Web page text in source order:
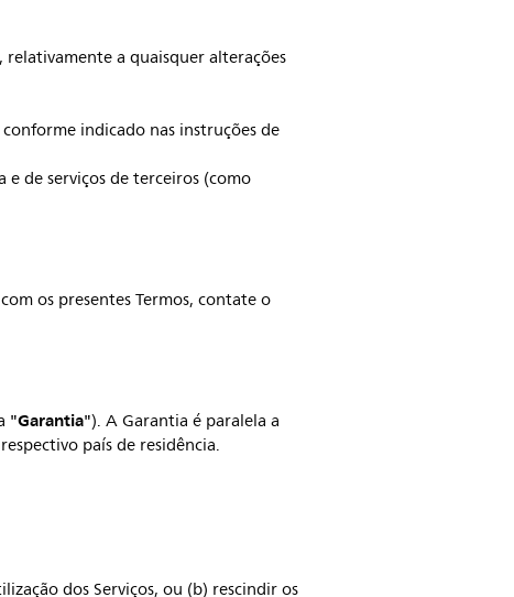
a quaisquer alterações
indicado nas instruções de
de serviços de terceiros (como
os presentes Termos, contate o
"Garantia"). A Garantia é paralela a
país de residência.
dos Serviços, ou (b) rescindir os